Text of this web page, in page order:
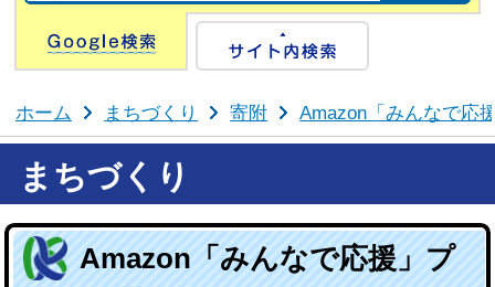
Google検索
ホーム まちづくり 寄附 Amazon「みんなで応
まちづくり
Amazon「みんなで応援」プ